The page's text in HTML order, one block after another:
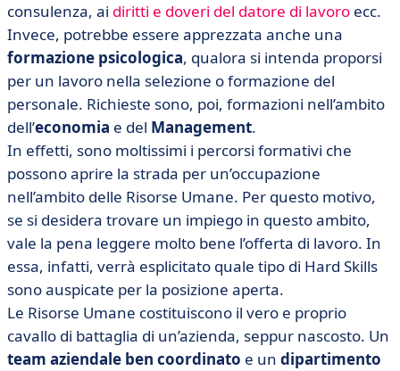
consulenza, ai diritti e doveri del datore di lavoro ecc.
Invece, potrebbe essere apprezzata anche una
formazione psicologica, qualora si intenda proporsi
per un lavoro nella selezione o formazione del
personale. Richieste sono, poi, formazioni nell’ambito
dell’economia e del Management.
In effetti, sono moltissimi i percorsi formativi che
possono aprire la strada per un’occupazione
nell’ambito delle Risorse Umane. Per questo motivo,
se si desidera trovare un impiego in questo ambito,
vale la pena leggere molto bene l’offerta di lavoro. In
essa, infatti, verrà esplicitato quale tipo di Hard Skills
sono auspicate per la posizione aperta.
Le Risorse Umane costituiscono il vero e proprio
cavallo di battaglia di un’azienda, seppur nascosto. Un
team aziendale ben coordinato e un dipartimento